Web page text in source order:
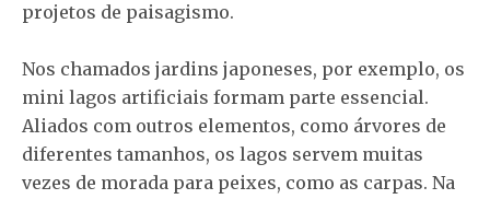
projetos de paisagismo.
Nos chamados jardins japoneses, por exemplo, os
mini lagos artificiais formam parte essencial.
Aliados com outros elementos, como árvores de
diferentes tamanhos, os lagos servem muitas
vezes de morada para peixes, como as carpas. Na